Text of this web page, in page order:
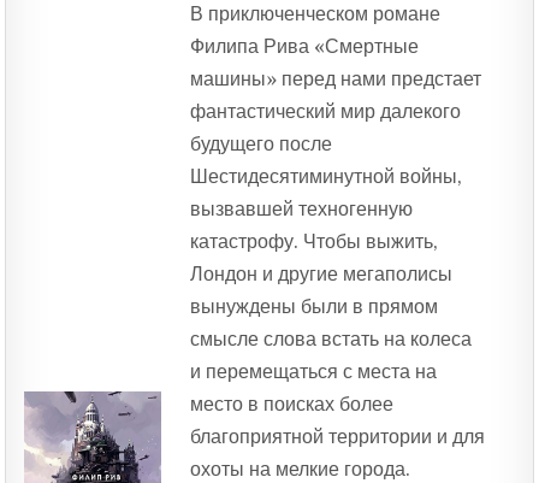
В приключенческом романе
Филипа Рива «Смертные
машины» перед нами предстает
фантастический мир далекого
будущего после
Шестидесятиминутной войны,
вызвавшей техногенную
катастрофу. Чтобы выжить,
Лондон и другие мегаполисы
вынуждены были в прямом
смысле слова встать на колеса
и перемещаться с места на
место в поисках более
благоприятной территории и для
охоты на мелкие города.